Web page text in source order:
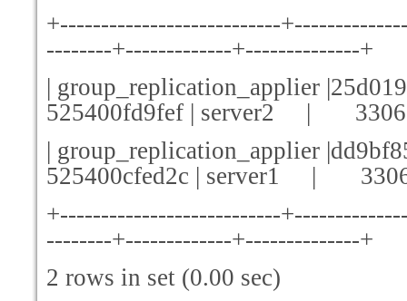
+---------------------------
--------+-------------+--------------+
| group_replication_applier
525400fd9fef | server2 |
| group_replication_applier
525400cfed2c | server1 |
+---------------------------
--------+-------------+--------------+
2 rows in set (0.00 sec)